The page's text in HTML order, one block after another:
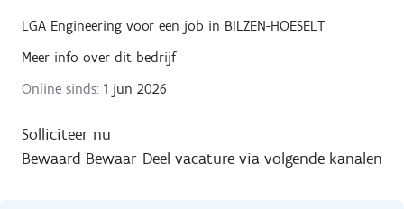
LGA Engineering voor een job in BILZEN-HOESELT
Meer info over dit bedrijf
Online sinds: 1 jun 2026
Solliciteer nu
Bewaard Bewaar Deel vacature via volgende kanalen